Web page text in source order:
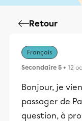
Retour
Français
Secondaire 5 • 12
Bonjour, je
passager de
question, à